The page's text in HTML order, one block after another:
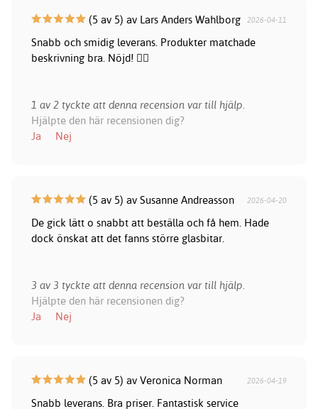
(5 av 5) av Lars Anders Wahlborg 2026-04-11
Snabb och smidig leverans. Produkter matchade
beskrivning bra. Nöjd! 👍🏻
1 av 2 tyckte att denna recension var till hjälp.
Hjälpte den här recensionen dig?
Ja
Nej
(5 av 5) av Susanne Andreasson 2026-04-20
De gick lätt o snabbt att beställa och få hem. Hade
dock önskat att det fanns större glasbitar.
3 av 3 tyckte att denna recension var till hjälp.
Hjälpte den här recensionen dig?
Ja
Nej
(5 av 5) av Veronica Norman 2026-04-19
Snabb leverans. Bra priser. Fantastisk service